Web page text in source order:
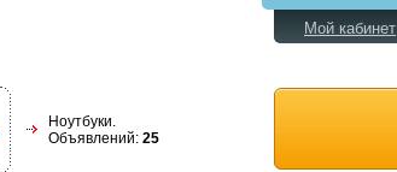
Ноутбуки.
Объявлений: 25
Мой кабинет